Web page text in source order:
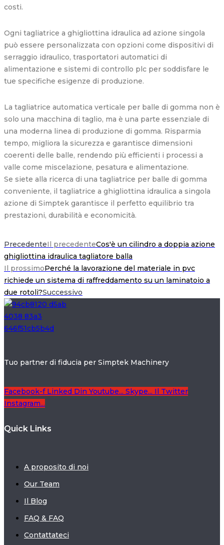
costi.
Ogni tagliatrice a ghigliottina idraulica ad azione singola
può essere personalizzata con opzioni come dispositivi di
serraggio idraulico, trasportatori automatici di
alimentazione e sistemi di controllo plc per soddisfare le
tue specifiche esigenze di produzione.
La tagliatrice automatica verticale per balle di gomma non è
solo una macchina di taglio, ma è una parte essenziale di
una moderna linea di produzione di gomma. Risparmia
tempo, migliora la sicurezza e garantisce dimensioni
coerenti delle balle, rendendo più efficienti i processi a
valle come miscelazione, pesatura e alimentazione.
Se siete alla ricerca di una tagliatrice per balle di gomma
conveniente, il tagliatrice a ghigliottina idraulica a singola
azione di Simptek garantisce il perfetto equilibrio tra
prestazioni, durabilità e economicità.
PrecedenteIl precedenteCos'è un cilindro a doppia azione
ghigliottina idraulica tagliatore balla
Il prossimoPerché la lavorazione del materiale in pvc
richiede un sistema di raffreddamento su un laminatoio a
due rotoli?Successivo
Tuo partner di fiducia per Simptek Machinery
Facebook-f Linked Din Youtube... Skype... Il Twitter
Instagram...
Quick Links
A proposito di noi
Our Team
Il Blog
FAQ & FAQ
Contattateci